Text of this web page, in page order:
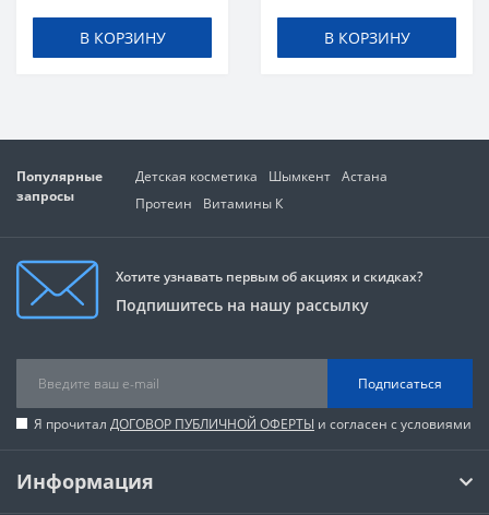
В КОРЗИНУ В КОРЗИНУ
Популярные
запросы
Детская косметика Шымкент
Астана
Протеин
Витамины К
Хотите узнавать первым об акциях и скидках?
Подпишитесь на нашу рассылку
Подписаться
Я прочитал ДОГОВОР ПУБЛИЧНОЙ ОФЕРТЫ и согласен с условиями
Информация